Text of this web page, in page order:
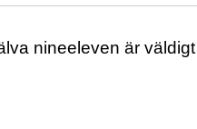
nineeleven är